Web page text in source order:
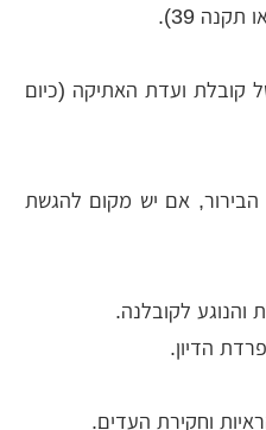
39).
קובלת ועדת האתיקה (כיום
הבירור, אם יש מקום להגשת
והנוגע לקובלנה.
הדיון.
וחקירת העדים.